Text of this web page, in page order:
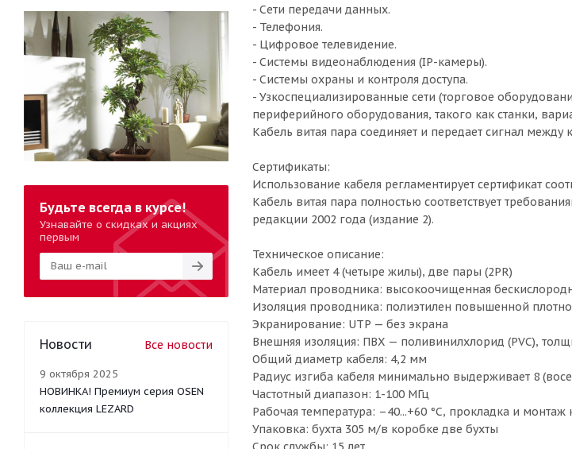
- Сети передачи данных.
- Телефония.
- Цифровое телевидение.
- Системы видеонаблюдения (IP-камеры).
- Системы охраны и контроля доступа.
- Узкоспециализированные сети (торговое
периферийного оборудования, такого как станки,
Кабель витая пара соединяет и передает сигнал
Сертификаты:
Использование кабеля регламентирует сертификат
Кабель витая пара полностью соответствует
редакции 2002 года (издание 2).
Техническое описание:
Кабель имеет 4 (четыре жилы), две пары (2PR)
Материал проводника: высокоочищенная
Изоляция проводника: полиэтилен повышенной
Экранирование: UTP — без экрана
Внешняя изоляция: ПВХ — поливинилхлорид (PVC),
Общий диаметр кабеля: 4,2 мм
Радиус изгиба кабеля минимально выдерживает 8
Частотный диапазон: 1-100 МГц
Рабочая температура: –40...+60 °C, прокладка и
Упаковка: бухта 305 м/в коробке две бухты
Будьте всегда в курсе!
Узнавайте о скидках и акциях
первым
Новости Все новости
9 октября 2025
НОВИНКА! Премиум серия OSEN
коллекция LEZARD